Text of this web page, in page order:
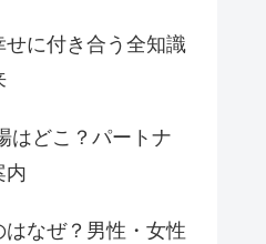
に付き合う全知識
はどこ？パートナ
内
なぜ？男性・女性